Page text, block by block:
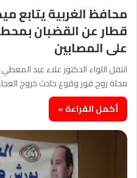
محافظ الغربية يتابع
قطار عن القضبان
على المصابين
انتقل اللواء الدكتور علاء عبد
محلة روح فور وقوع حادث خروج
أكمل القراءة »